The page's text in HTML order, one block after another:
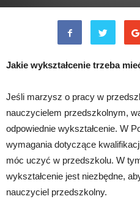
Jakie wykształcenie trzeba
Jeśli marzysz o pracy w
nauczycielem przedszkolnym,
odpowiednie wykształcenie. W
wymagania dotyczące
móc uczyć w przedszkolu. W
wykształcenie jest niezbędne,
nauczyciel przedszkolny.